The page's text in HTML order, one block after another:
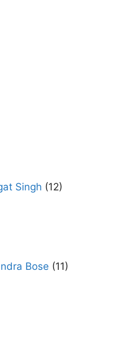
Singh (12)
Bose (11)